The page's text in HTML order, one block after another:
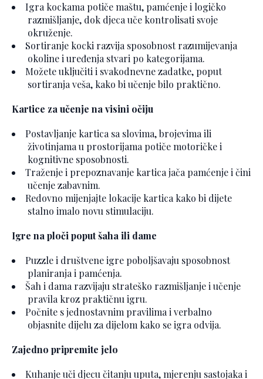
Igra kockama potiče maštu, pamćenje i logičko
razmišljanje, dok djeca uče kontrolisati svoje
okruženje.
Sortiranje kocki razvija sposobnost razumijevanja
okoline i uređenja stvari po kategorijama.
Možete uključiti i svakodnevne zadatke, poput
sortiranja veša, kako bi učenje bilo praktično.
Kartice za učenje na visini očiju
Postavljanje kartica sa slovima, brojevima ili
životinjama u prostorijama potiče motoričke i
kognitivne sposobnosti.
Traženje i prepoznavanje kartica jača pamćenje i čini
učenje zabavnim.
Redovno mijenjajte lokacije kartica kako bi dijete
stalno imalo novu stimulaciju.
Igre na ploči poput šaha ili dame
Puzzle i društvene igre poboljšavaju sposobnost
planiranja i pamćenja.
Šah i dama razvijaju strateško razmišljanje i učenje
pravila kroz praktičnu igru.
Počnite s jednostavnim pravilima i verbalno
objasnite dijelu za dijelom kako se igra odvija.
Zajedno pripremite jelo
Kuhanje uči djecu čitanju uputa, mjerenju sastojaka i